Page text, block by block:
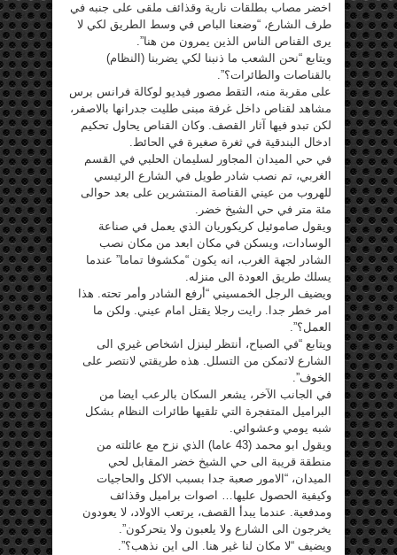
اخضر مصاب بطلقات نارية وقذائف ملقى على جنبه في
طرف الشارع، “وضعنا الباص في وسط الطريق لكي لا
يرى القناص الناس الذين يمرون من هنا”.
ويتابع “نحن الشعب ما ذنبنا لكي يضربنا (النظام)
بالقناصات والطائرات؟”.
على مقربة منه، التقط مصور فيديو لوكالة فرانس برس
مشاهد لقناص داخل غرفة مبنى طليت جدرانها بالاصفر،
لكن تبدو فيها آثار القصف. وكان القناص يحاول تحكيم
ادخال البندقية في ثغرة صغيرة في الحائط.
في حي الميدان المجاور لسليمان الحلبي في القسم
الغربي، تم نصب شادر طويل في الشارع الرئيسي
للهروب من عيني القناصة المنتشرين على بعد حوالى
مئة متر في حي الشيخ خضر.
ويقول صاموئيل كريكوريان الذي يعمل في صناعة
الوسادات، ويسكن في مكان ابعد من مكان نصب
الشادر لجهة الغرب، انه يكون “مكشوفا تماما” عندما
يسلك طريق العودة الى منزله.
ويضيف الرجل الخمسيني “أرفع الشادر وأمر تحته. هذا
امر خطر جدا. رايت رجلا يقتل امام عيني. ولكن ما
العمل؟”.
ويتابع “في الصباح، أنتظر لينزل اشخاص غيري الى
الشارع لاتمكن من التسلل. هذه طريقتي لانتصر على
الخوف”.
في الجانب الآخر، يشعر السكان بالرعب ايضا من
البراميل المتفجرة التي تلقيها طائرات النظام بشكل
شبه يومي وعشوائي.
ويقول ابو محمد (43 عاما) الذي نزح مع عائلته من
منطقة قريبة الى حي الشيخ خضر المقابل لحي
الميدان، “الامور صعبة جدا بسبب الاكل والحاجيات
وكيفية الحصول عليها… اصوات براميل وقذائف
ومدفعية. عندما يبدأ القصف، يرتعب الاولاد، لا يعودون
يخرجون الى الشارع ولا يلعبون ولا يتحركون”.
ويضيف “لا مكان لنا غير هنا. الى اين نذهب؟”.